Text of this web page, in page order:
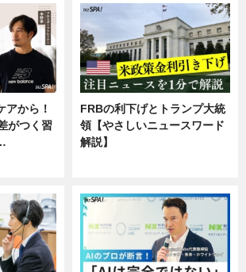
アから！
がつく習
FRBの利下げとトランプ大統
領【やさしいニュースワード
解説】